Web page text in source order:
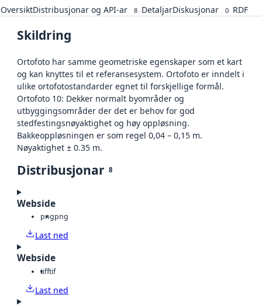
OversiktDistribusjonar og API-ar 8 DetaljarDiskusjonar 0 RDF
Skildring
Ortofoto har samme geometriske egenskaper som et kart
og kan knyttes til et referansesystem. Ortofoto er inndelt i
ulike ortofotostandarder egnet til forskjellige formål.
Ortofoto 10: Dekker normalt byområder og
utbyggingsområder der det er behov for god
stedfestingsnøyaktighet og høy oppløsning.
Bakkeoppløsningen er som regel 0,04 – 0,15 m.
Nøyaktighet ± 0.35 m.
Distribusjonar 8
Webside
pngpng
Last ned
Webside
tifftif
Last ned